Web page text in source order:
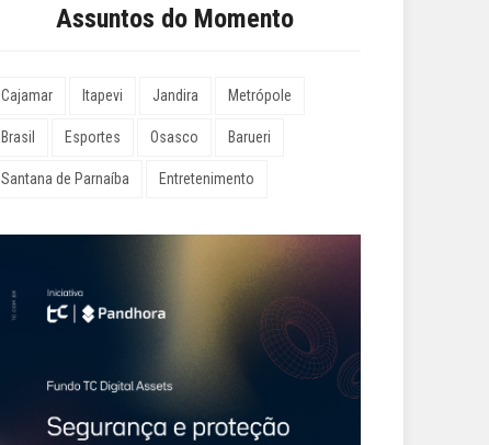
Assuntos do Momento
Cajamar Itapevi Jandira Metrópole
Brasil Esportes Osasco Barueri
Santana de Parnaíba Entretenimento